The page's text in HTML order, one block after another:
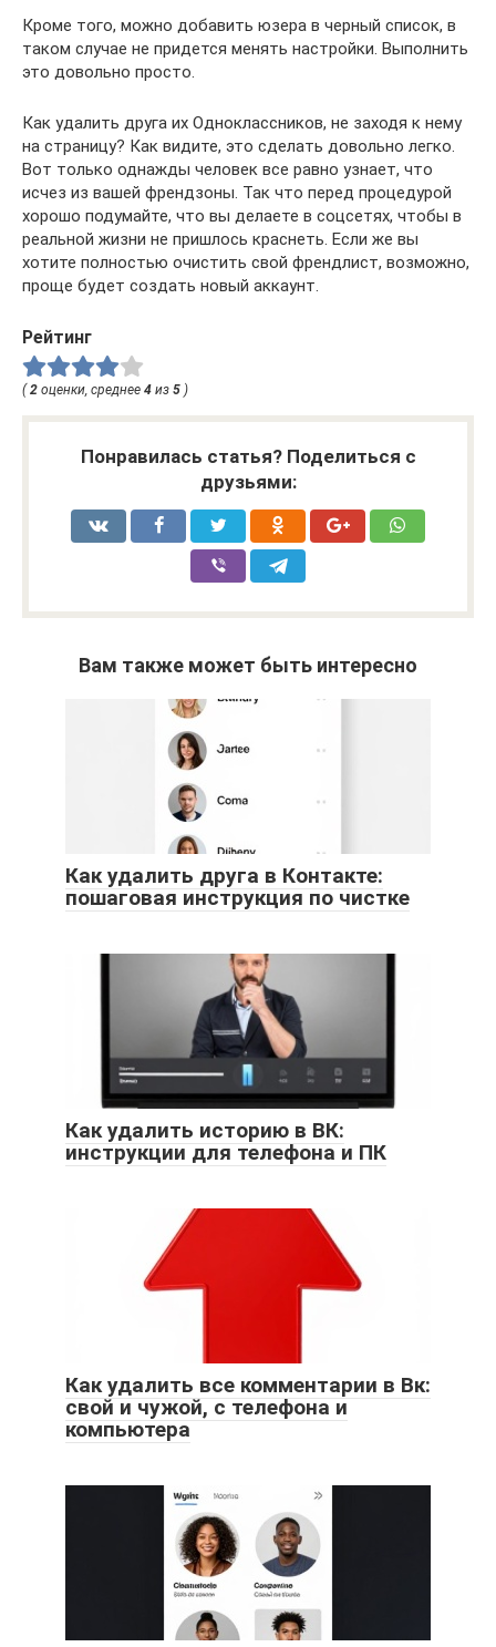
Кроме того, можно добавить юзера в черный список, в
таком случае не придется менять настройки. Выполнить
это довольно просто.
Как удалить друга их Одноклассников, не заходя к нему
на страницу? Как видите, это сделать довольно легко.
Вот только однажды человек все равно узнает, что
исчез из вашей френдзоны. Так что перед процедурой
хорошо подумайте, что вы делаете в соцсетях, чтобы в
реальной жизни не пришлось краснеть. Если же вы
хотите полностью очистить свой френдлист, возможно,
проще будет создать новый аккаунт.
Рейтинг
(2 оценки, среднее 4 из 5 )
Понравилась статья? Поделиться с
друзьями:
Вам также может быть интересно
Как удалить друга в Контакте:
пошаговая инструкция по чистке
Как удалить историю в ВК:
инструкции для телефона и ПК
Как удалить все комментарии в Вк:
свой и чужой, с телефона и
компьютера